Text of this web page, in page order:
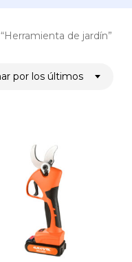
de jardín”
por los últimos